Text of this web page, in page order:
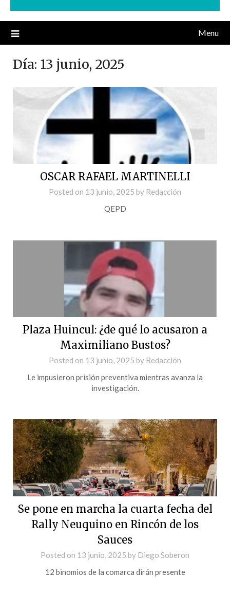
Menu
Día: 13 junio, 2025
OSCAR RAFAEL MARTINELLI
Posted on 13 junio, 2025 by Redacción
QEPD
Plaza Huincul: ¿de qué lo acusaron a
Maximiliano Bustos?
Posted on 13 junio, 2025 by Redacción
Le impusieron prisión preventiva mientras avanza la
investigación.
Se pone en marcha la cuarta fecha del
Rally Neuquino en Rincón de los
Sauces
Posted on 13 junio, 2025 by Diego Soberon
12 binomios de la comarca dirán presente